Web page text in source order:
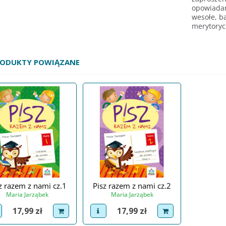
wesołe,
POWIĄZANE
razem z nami cz.1
Maria Jarząbek
product
Cena
17,99 zł dodaj do koszyka
Pisz razem z nami cz.2
Maria Jarząbek
view product
Cena
17,99 zł dodaj do koszyka